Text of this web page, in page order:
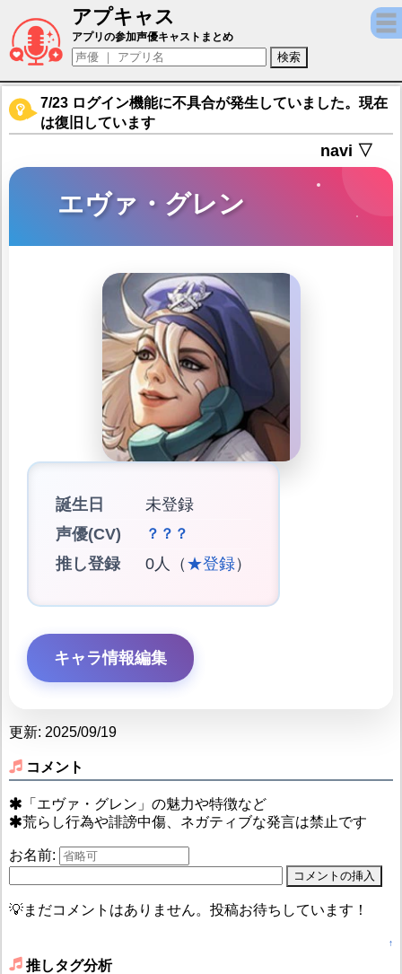
アプキャス
エヴァ・グレン（声優：？？？)【Metal
アプリの参加声優キャストまとめ
7/23 ログイン機能に不具合が発生していました。現在
は復旧しています
navi ▽
エヴァ・グレン
誕生日
未登録
声優(CV)
？？？
推し登録 0人（ ★登録）
キャラ情報編集
更新: 2025/09/19
コメント
「エヴァ・グレン」の魅力や特徴など
荒らし行為や誹謗中傷、ネガティブな発言は禁止です
お名前:
💡まだコメントはありません。投稿お待ちしています！
↑
推しタグ分析